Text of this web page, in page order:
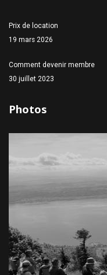
Prix de location
19 mars 2026
Comment devenir membre
30 juillet 2023
Photos